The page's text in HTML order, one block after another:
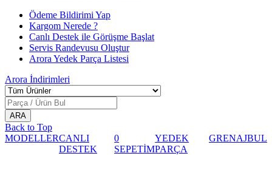
Ödeme Bildirimi Yap
Kargom Nerede ?
Canlı Destek ile Görüşme Başlat
Servis Randevusu Oluştur
Arora Yedek Parça Listesi
Arora İndirimleri
Back to Top
MODELLERCANLI
DESTEK
0
SEPETİM
YEDEK
PARÇA
GRENAJBUL